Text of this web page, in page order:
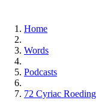
Home
Words
Podcasts
72 Cyriac Roeding